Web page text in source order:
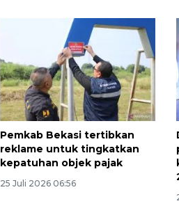
Pemkab Bekasi tertibkan
reklame untuk tingkatkan
kepatuhan objek pajak
25 Juli 2026 06:56